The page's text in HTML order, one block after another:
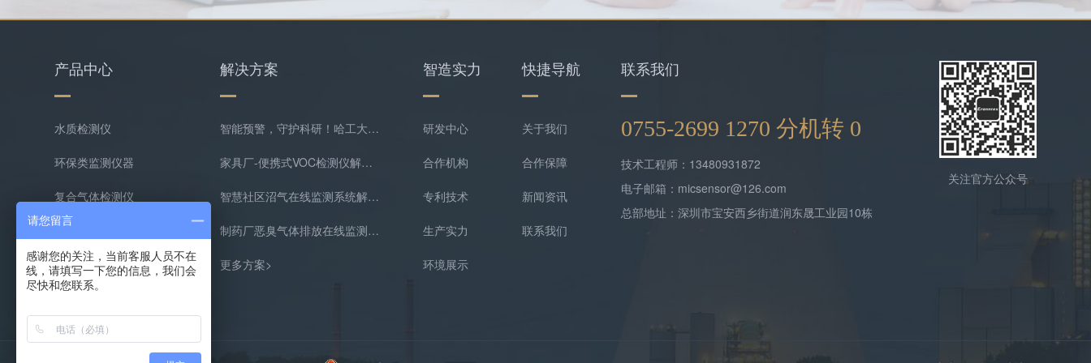
产品中心
水质检测仪
环保类监测仪器
复合气体检测仪
气体在线监测预处理系统
更多产品>
解决方案
智能预警，守护科研！哈工大实验室携手逸云天共守气体安全底线
家具厂-便携式VOC检测仪解决方案
智慧社区沼气在线监测系统解决方案
制药厂恶臭气体排放在线监测系统
更多方案>
智造实力
研发中心
合作机构
专利技术
生产实力
环境展示
快捷导航
关于我们
合作保障
新闻资讯
联系我们
联系我们
0755-2699 1270 分机转 0
技术工程师：13480931872
电子邮箱：micsensor@126.com
总部地址：深圳市宝安西乡街道润东晟工业园10栋
关注官方公众号
请您留言
感谢您的关注，当前客服人员不在
线，请填写一下您的信息，我们会
尽快和您联系。